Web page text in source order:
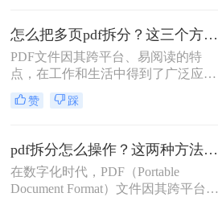
用在线工具、专业软件以及操作系统
自带功能的方法。
怎么把多页pdf拆分？这三个方法教你轻松拆分！
PDF文件因其跨平台、易阅读的特
点，在工作和生活中得到了广泛应
用。然而，有时我们需要将多页的
PDF文件拆分成单独页面或多个部
么把多页pdf拆分呢？本文将介绍三种
拆分多页PDF文件的实用方法，帮助
您轻松应对各种拆分需求。
赞 踩
pdf拆分怎么操作？这两种方法简单好用！
在数字化时代，PDF（Portable
Document Format）文件因其跨平台兼